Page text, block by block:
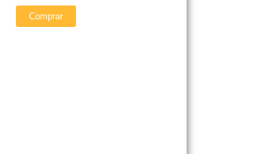
Comprar